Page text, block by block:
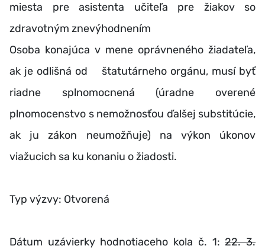
miesta pre asistenta učiteľa pre žiakov so
zdravotným znevýhodnením
Osoba konajúca v mene oprávneného žiadateľa,
ak je odlišná od štatutárneho orgánu, musí byť
riadne splnomocnená (úradne overené
plnomocenstvo s nemožnosťou ďalšej substitúcie,
ak ju zákon neumožňuje) na výkon úkonov
viažucich sa ku konaniu o žiadosti.
Typ výzvy: Otvorená
Dátum uzávierky hodnotiaceho kola č. 1:22. 3.